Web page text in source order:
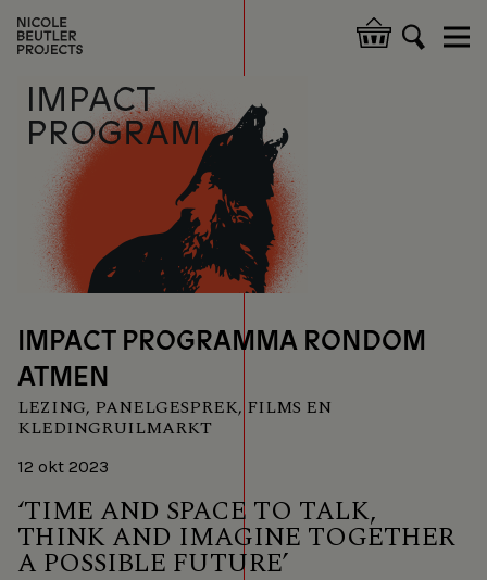
en
naar
inhoud
gaan
Hoofdnavigatie
IMPACT PROGRAMMA RONDOM
ATMEN
LEZING, PANELGESPREK, FILMS EN
KLEDINGRUILMARKT
12 okt 2023
‘TIME AND SPACE TO TALK,
THINK AND IMAGINE TOGETHER
A POSSIBLE FUTURE’